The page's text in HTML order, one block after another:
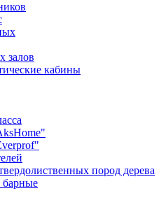
залов
кабины
пород дерева
барные